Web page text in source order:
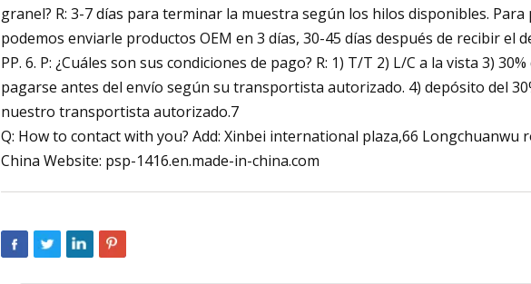
granel? R: 3-7 días para terminar la muestra según los hilos disponibles.
podemos enviarle productos OEM en 3 días, 30-45 días después de recibir el
PP. 6. P: ¿Cuáles son sus condiciones de pago? R: 1) T/T 2) L/C a la vista 3)
pagarse antes del envío según su transportista autorizado. 4) depósito del
nuestro transportista autorizado.7
Q: How to contact with you? Add: Xinbei international plaza,66 Longchuanwu
China Website: psp-1416.en.made-in-china.com